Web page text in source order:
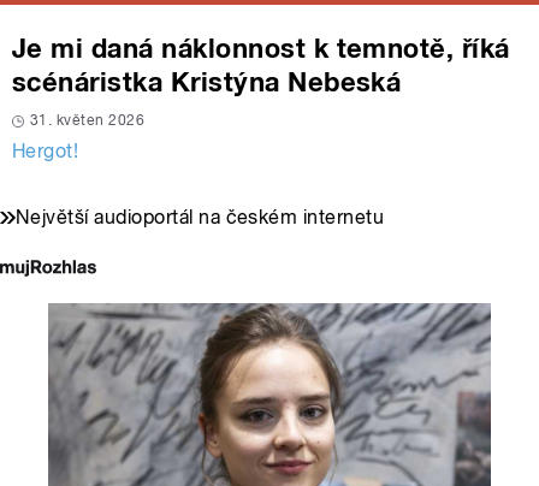
Je mi daná náklonnost k temnotě, říká
scénáristka Kristýna Nebeská
31. květen 2026
Hergot!
Největší audioportál na českém internetu